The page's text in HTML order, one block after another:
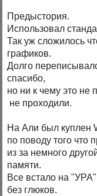
Предыстория.
Использовал
Так уж сложилось
графиков.
Долго
спасибо,
но ни к чему это не
не проходили.
На Али был куплен
по поводу того что
из за немного
памяти.
Все встало на
без глюков.